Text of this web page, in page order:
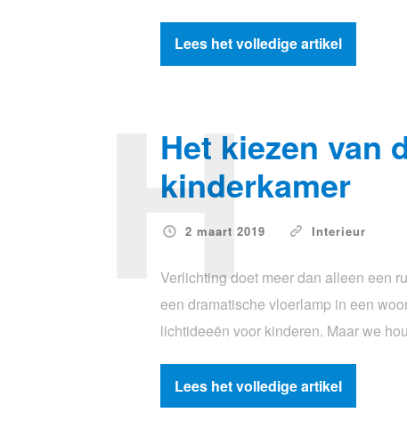
Lees het volledige artikel
Het kiezen van
kinderkamer
2 maart 2019 Interieur
H
Verlichting doet meer dan alleen een
een dramatische vloerlamp in een
lichtideeën voor kinderen. Maar we
Lees het volledige artikel